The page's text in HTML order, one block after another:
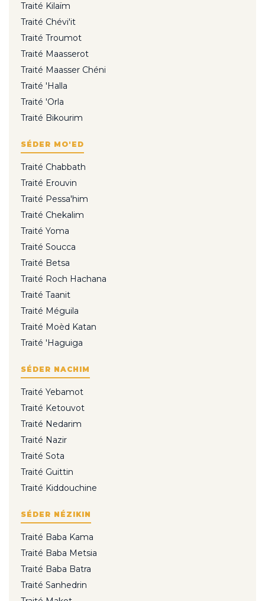
Traité Kilaïm
Traité Chévi'it
Traité Troumot
Traité Maasserot
Traité Maasser Chéni
Traité 'Halla
Traité 'Orla
Traité Bikourim
SÉDER MO'ED
Traité Chabbath
Traité Erouvin
Traité Pessa'him
Traité Chekalim
Traité Yoma
Traité Soucca
Traité Betsa
Traité Roch Hachana
Traité Taanit
Traité Méguila
Traité Moèd Katan
Traité 'Haguiga
SÉDER NACHIM
Traité Yebamot
Traité Ketouvot
Traité Nedarim
Traité Nazir
Traité Sota
Traité Guittin
Traité Kiddouchine
SÉDER NÉZIKIN
Traité Baba Kama
Traité Baba Metsia
Traité Baba Batra
Traité Sanhedrin